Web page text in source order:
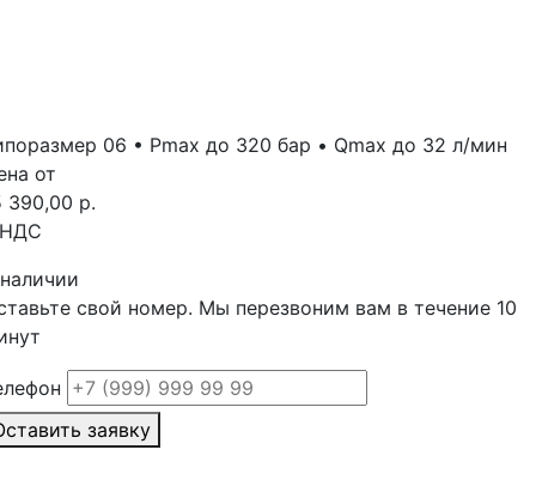
06 • Рmax до 320 бар • Qmax до 32 л/мин
от
390,00 р.
свой номер. Мы перезвоним вам в течение 10
заявку